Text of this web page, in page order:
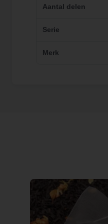
Aantal delen
Serie
Merk